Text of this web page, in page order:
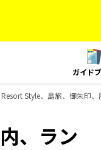
ガイド
Style、島旅、御朱印
、ラン